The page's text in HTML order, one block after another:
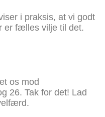
i praksis, at vi godt
er fælles vilje til det.
os mod
26. Tak for det! Lad